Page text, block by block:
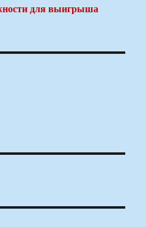
для выигрыша